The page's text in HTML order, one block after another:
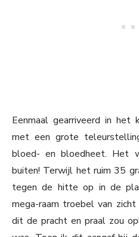
Eenmaal gearriveerd in het
met een grote
bloed- en bloedheet. Het
buiten! Terwijl het ruim 35
tegen de hitte op in de
mega-raam troebel van
dit de pracht en praal zou